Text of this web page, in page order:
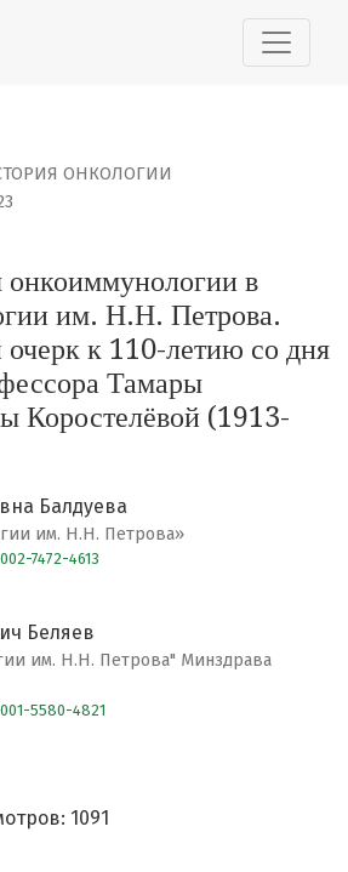
в НМИЦ онкологии
ОНКОЛОГИИ
онкоиммунологии в
им. Н.Н. Петрова.
к 110-летию со дня
Тамары
Коростелёвой (1913-
Балдуева
им. Н.Н. Петрова»
7472-4613
Беляев
им. Н.Н. Петрова" Минздрава
5580-4821
1091